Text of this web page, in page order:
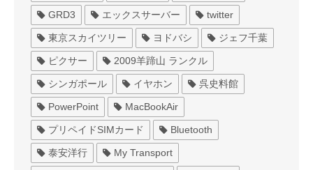
GRD3 エックスサーバー twitter
東京スカイツリー ヨドバシ ジェフ千葉
ピクサー 2009羊蹄山 ランクル
シンガポール イヤホン 呉史料館
PowerPoint MacBookAir
プリペイドSIMカード Bluetooth
泰安洋行 My Transport